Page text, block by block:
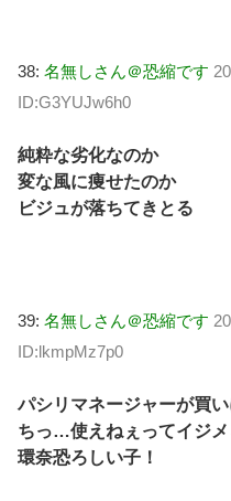
38: 名無しさん＠恐縮です
ID:G3YUJw6h0
純粋な劣化なのか
変な風に痩せたのか
ビジュが落ちてきとる
39: 名無しさん＠恐縮です
ID:lkmpMz7p0
パシリマネージャーが買
ちっ…使えねぇってイジメ
環奈恐ろしい子！